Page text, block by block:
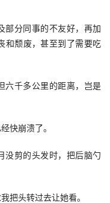
分同事的不友好，再加
和颓废，甚至到了需要吃
千多公里的距离，岂是
快崩溃了。
剪的头发时，把后脑勺
头转过去让她看。